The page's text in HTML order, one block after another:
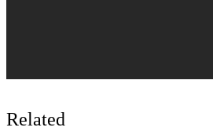
Related